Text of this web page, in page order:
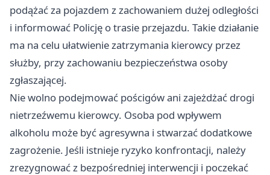
podążać za pojazdem z zachowaniem dużej odległości
i informować Policję o trasie przejazdu. Takie działanie
ma na celu ułatwienie zatrzymania kierowcy przez
służby, przy zachowaniu bezpieczeństwa osoby
zgłaszającej.
Nie wolno podejmować pościgów ani zajeżdżać drogi
nietrzeźwemu kierowcy. Osoba pod wpływem
alkoholu może być agresywna i stwarzać dodatkowe
zagrożenie. Jeśli istnieje ryzyko konfrontacji, należy
zrezygnować z bezpośredniej interwencji i poczekać